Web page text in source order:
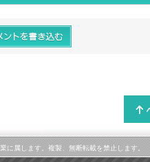
に属します。複製、無断転載を禁止します。